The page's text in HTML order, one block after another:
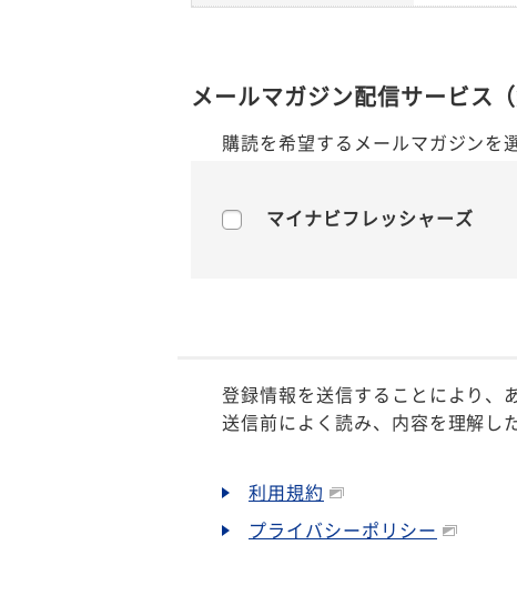
メールマガジン配信サービス（
購読を希望するメールマガジンを
マイナビフレッシャーズ
登録情報を送信することにより、
送信前によく読み、内容を理解し
利用規約
プライバシーポリシー